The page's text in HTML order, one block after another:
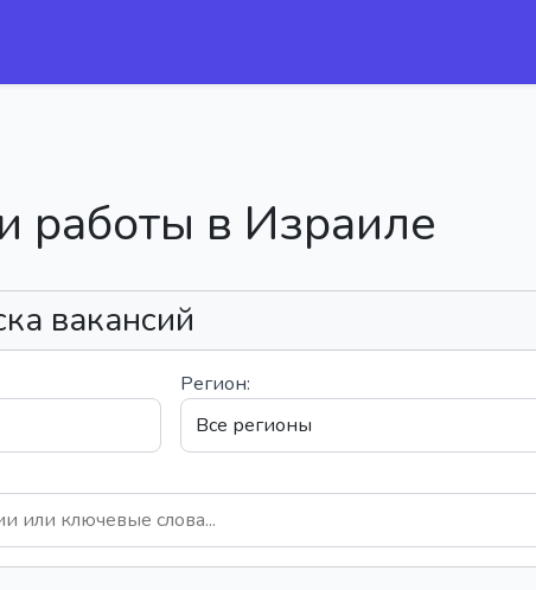
работы в Израиле
вакансий
Регион: